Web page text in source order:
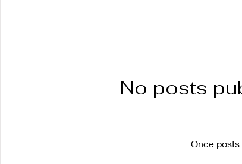
No posts
Once posts